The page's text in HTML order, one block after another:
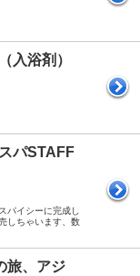
入浴剤）
パSTAFF
パイシーに完成し
しちゃいます、数
旅、アジ